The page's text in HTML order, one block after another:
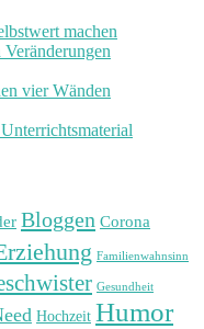
machen
vier Wänden
Bloggen Corona
Familienwahnsinn
Gesundheit
Hochzeit Humor